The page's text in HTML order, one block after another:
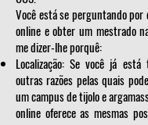
Você está se perguntando
online e obter um mestrado
me dizer-lhe porquê:
Localização: Se você já
outras razões pelas quais
um campus de tijolo e
online oferece as mesmas